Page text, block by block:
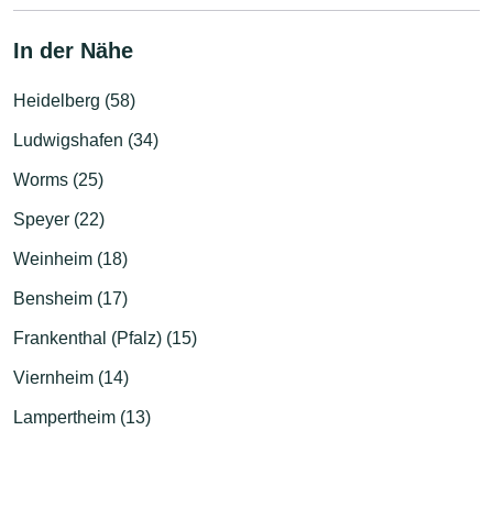
In der Nähe
Heidelberg (58)
Ludwigshafen (34)
Worms (25)
Speyer (22)
Weinheim (18)
Bensheim (17)
Frankenthal (Pfalz) (15)
Viernheim (14)
Lampertheim (13)